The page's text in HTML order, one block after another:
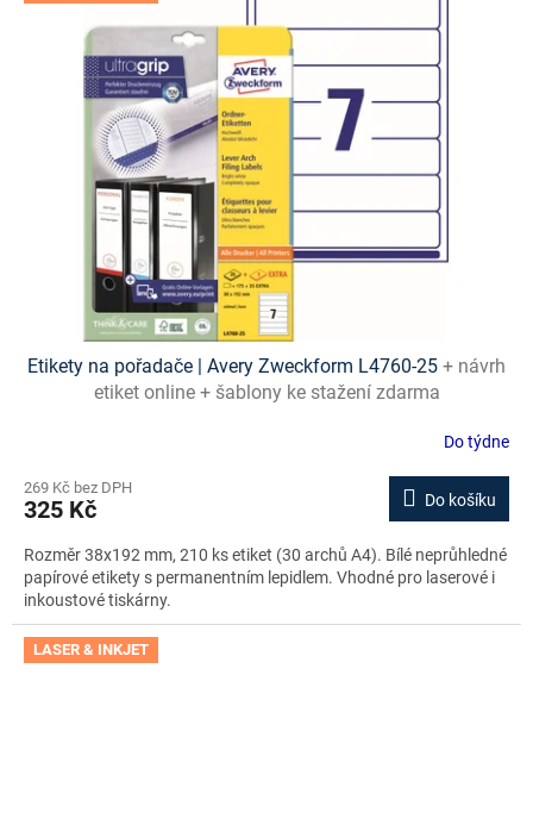
Etikety na pořadače | Avery Zweckform L4760-25 + návrh
etiket online + šablony ke stažení zdarma
Do týdne
269 Kč bez DPH
325 Kč Do košíku
Rozměr 38x192 mm, 210 ks etiket (30 archů A4). Bílé neprůhledné
papírové etikety s permanentním lepidlem. Vhodné pro laserové i
inkoustové tiskárny.
LASER & INKJET